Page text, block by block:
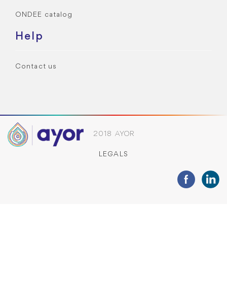
ONDEE catalog
Help
Contact us
2018 AYOR
LEGALS